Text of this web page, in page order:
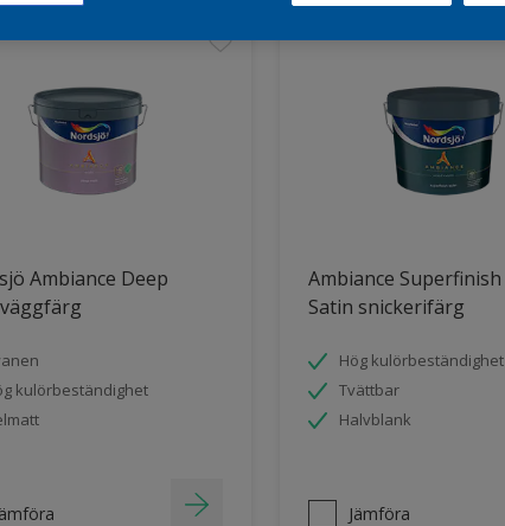
Ambiance Deep
kulörbeständighet
Ambiance Superfinish
Satin snickerifärg
Hög kulörbeständighet
Tvättbar
Halvblank
Jämföra